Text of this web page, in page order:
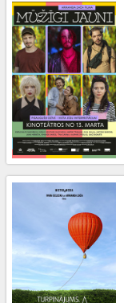
Ziņas
Dāvanu
kartes
Uzkodas
B2B
Kino
Klubs